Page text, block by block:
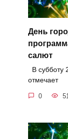
День
салют
В субботу
отмечает
0 51